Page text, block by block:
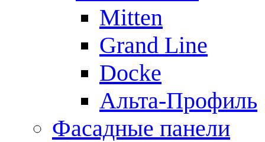
Mitten
Grand Line
Docke
Альта-Профиль
Фасадные панели